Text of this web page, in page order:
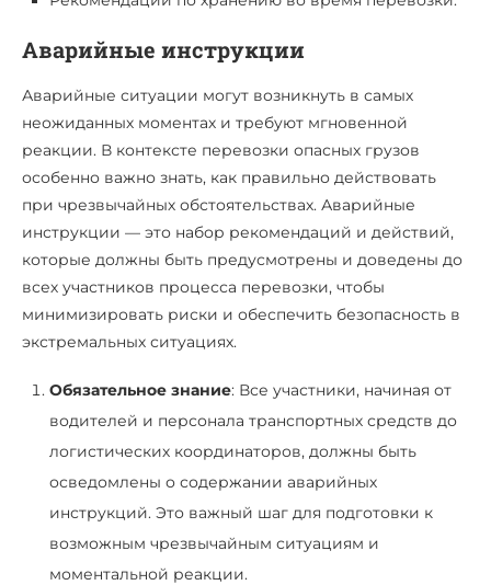
Аварийные инструкции
Аварийные ситуации могут возникнуть в самых
неожиданных моментах и требуют мгновенной
реакции. В контексте перевозки опасных грузов
особенно важно знать, как правильно действовать
при чрезвычайных обстоятельствах. Аварийные
инструкции — это набор рекомендаций и действий,
которые должны быть предусмотрены и доведены до
всех участников процесса перевозки, чтобы
минимизировать риски и обеспечить безопасность в
экстремальных ситуациях.
Обязательное знание: Все участники, начиная от
водителей и персонала транспортных средств до
логистических координаторов, должны быть
осведомлены о содержании аварийных
инструкций. Это важный шаг для подготовки к
возможным чрезвычайным ситуациям и
моментальной реакции.